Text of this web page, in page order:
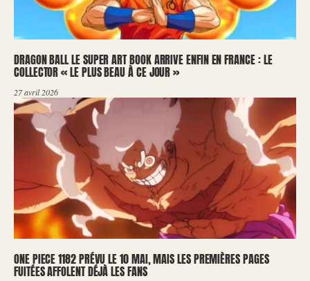
DRAGON BALL LE SUPER ART BOOK ARRIVE ENFIN EN FRANCE : LE
COLLECTOR « LE PLUS BEAU À CE JOUR »
27 avril 2026
ONE PIECE 1182 PRÉVU LE 10 MAI, MAIS LES PREMIÈRES PAGES
FUITÉES AFFOLENT DÉJÀ LES FANS